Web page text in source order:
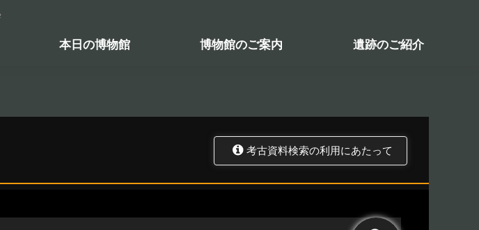
本日の博物館 博物館のご案内 遺跡のご紹介
索システム
トップ 資料データベース 考古資料検索
考古資料検索の利用にあたって